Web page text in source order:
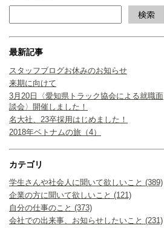
最新記事
スタッフブログお休みのお知らせ
来期に向けて
3月20日〈愛知県トラック協会による就職面
談会〉開催しました！
名大社、23卒採用はじめました！
2018年ベトナムの旅（4）
カテゴリ
学生さんや社会人に聞いて欲しいこと (389)
企業の方に聞いて欲しいこと (121)
自分の仕事のこと (373)
会社での出来事、お知らせしたいこと (231)